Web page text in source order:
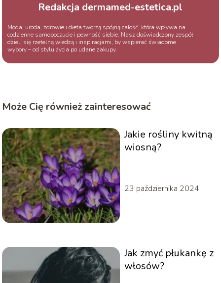
Redakcja dermamed-estetica.pl
Moda, uroda, zdrowie i dieta tworzą spójną całość, która wpływa na
codzienne samopoczucie i pewność siebie. Nasz doświadczony zespół
dzieli się rzetelną wiedzą i inspiracjami, by wspierać świadome
wybory – od stylu życia po udane zakupy.
Może Cię również zainteresować
Jakie rośliny kwitną
wiosną?
23 października 2024
Jak zmyć płukankę z
włosów?